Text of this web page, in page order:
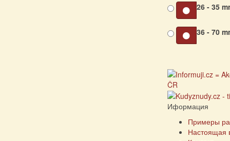
26 - 35
36 - 70
Иформация
Примеры
Настоящая